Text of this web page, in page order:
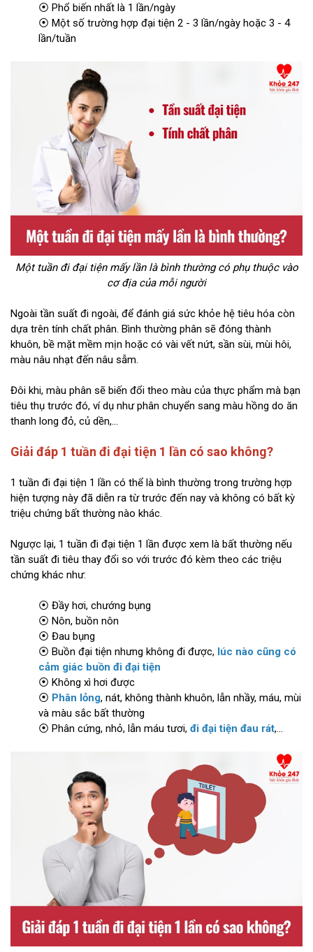
⦿ Phổ biến nhất là 1 lần/ngày
⦿ Một số trường hợp đại tiện 2 - 3 lần/ngày hoặc 3 - 4
lần/tuần
Một tuần đi đại tiện mấy lần là bình thường có phụ thuộc vào
cơ địa của mỗi người
Ngoài tần suất đi ngoài, để đánh giá sức khỏe hệ tiêu hóa còn
dựa trên tính chất phân. Bình thường phân sẽ đóng thành
khuôn, bề mặt mềm mịn hoặc có vài vết nứt, sần sùi, mùi hôi,
màu nâu nhạt đến nâu sẫm.
Đôi khi, màu phân sẽ biến đổi theo màu của thực phẩm mà bạn
tiêu thụ trước đó, ví dụ như phân chuyển sang màu hồng do ăn
thanh long đỏ, củ dền,...
Giải đáp 1 tuần đi đại tiện 1 lần có sao không?
1 tuần đi đại tiện 1 lần có thể là bình thường trong trường hợp
hiện tượng này đã diễn ra từ trước đến nay và không có bất kỳ
triệu chứng bất thường nào khác.
Ngược lại, 1 tuần đi đại tiện 1 lần được xem là bất thường nếu
tần suất đi tiêu thay đổi so với trước đó kèm theo các triệu
chứng khác như:
⦿ Đầy hơi, chướng bụng
⦿ Nôn, buồn nôn
⦿ Đau bụng
⦿ Buồn đại tiện nhưng không đi được, lúc nào cũng có
cảm giác buồn đi đại tiện
⦿ Không xì hơi được
⦿ Phân lỏng, nát, không thành khuôn, lẫn nhầy, máu, mùi
và màu sắc bất thường
⦿ Phân cứng, nhỏ, lẫn máu tươi, đi đại tiện đau rát,...